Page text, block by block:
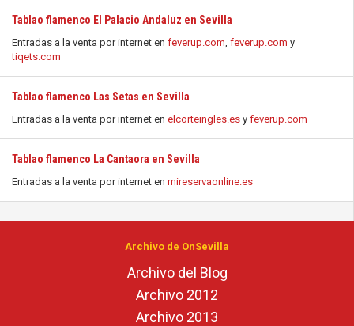
Tablao flamenco El Palacio Andaluz en Sevilla
Entradas a la venta por internet en feverup.com, feverup.com y
tiqets.com
Tablao flamenco Las Setas en Sevilla
Entradas a la venta por internet en elcorteingles.es y feverup.com
Tablao flamenco La Cantaora en Sevilla
Entradas a la venta por internet en mireservaonline.es
Archivo de OnSevilla
Archivo del Blog
Archivo 2012
Archivo 2013